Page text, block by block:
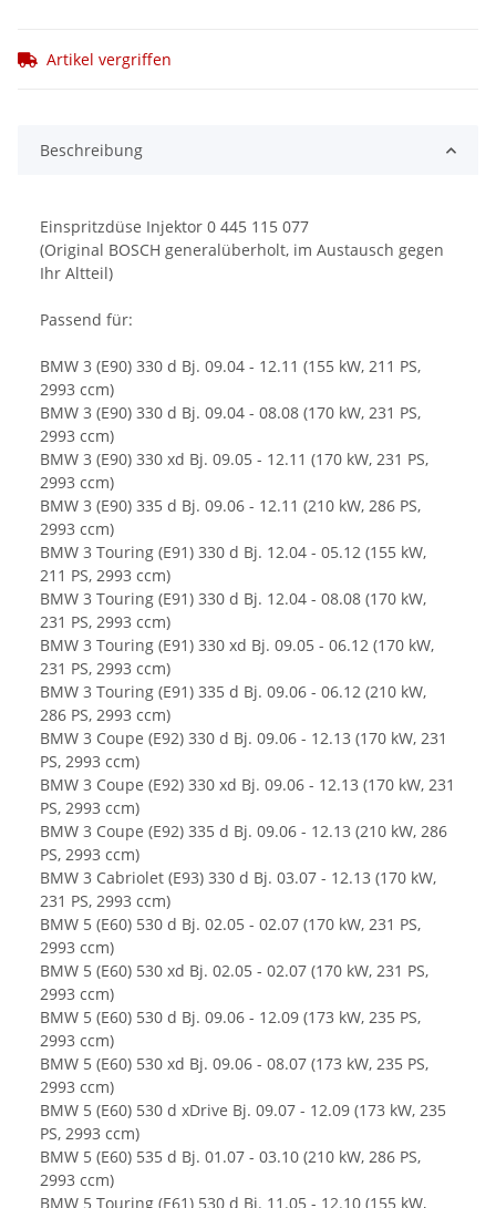
Artikel vergriffen
Beschreibung
Einspritzdüse Injektor 0 445 115 077
(Original BOSCH generalüberholt, im Austausch gegen
Ihr Altteil)
Passend für:
BMW 3 (E90) 330 d Bj. 09.04 - 12.11 (155 kW, 211 PS,
2993 ccm)
BMW 3 (E90) 330 d Bj. 09.04 - 08.08 (170 kW, 231 PS,
2993 ccm)
BMW 3 (E90) 330 xd Bj. 09.05 - 12.11 (170 kW, 231 PS,
2993 ccm)
BMW 3 (E90) 335 d Bj. 09.06 - 12.11 (210 kW, 286 PS,
2993 ccm)
BMW 3 Touring (E91) 330 d Bj. 12.04 - 05.12 (155 kW,
211 PS, 2993 ccm)
BMW 3 Touring (E91) 330 d Bj. 12.04 - 08.08 (170 kW,
231 PS, 2993 ccm)
BMW 3 Touring (E91) 330 xd Bj. 09.05 - 06.12 (170 kW,
231 PS, 2993 ccm)
BMW 3 Touring (E91) 335 d Bj. 09.06 - 06.12 (210 kW,
286 PS, 2993 ccm)
BMW 3 Coupe (E92) 330 d Bj. 09.06 - 12.13 (170 kW, 231
PS, 2993 ccm)
BMW 3 Coupe (E92) 330 xd Bj. 09.06 - 12.13 (170 kW, 231
PS, 2993 ccm)
BMW 3 Coupe (E92) 335 d Bj. 09.06 - 12.13 (210 kW, 286
PS, 2993 ccm)
BMW 3 Cabriolet (E93) 330 d Bj. 03.07 - 12.13 (170 kW,
231 PS, 2993 ccm)
BMW 5 (E60) 530 d Bj. 02.05 - 02.07 (170 kW, 231 PS,
2993 ccm)
BMW 5 (E60) 530 xd Bj. 02.05 - 02.07 (170 kW, 231 PS,
2993 ccm)
BMW 5 (E60) 530 d Bj. 09.06 - 12.09 (173 kW, 235 PS,
2993 ccm)
BMW 5 (E60) 530 xd Bj. 09.06 - 08.07 (173 kW, 235 PS,
2993 ccm)
BMW 5 (E60) 530 d xDrive Bj. 09.07 - 12.09 (173 kW, 235
PS, 2993 ccm)
BMW 5 (E60) 535 d Bj. 01.07 - 03.10 (210 kW, 286 PS,
2993 ccm)
BMW 5 Touring (E61) 530 d Bj. 11.05 - 12.10 (155 kW,